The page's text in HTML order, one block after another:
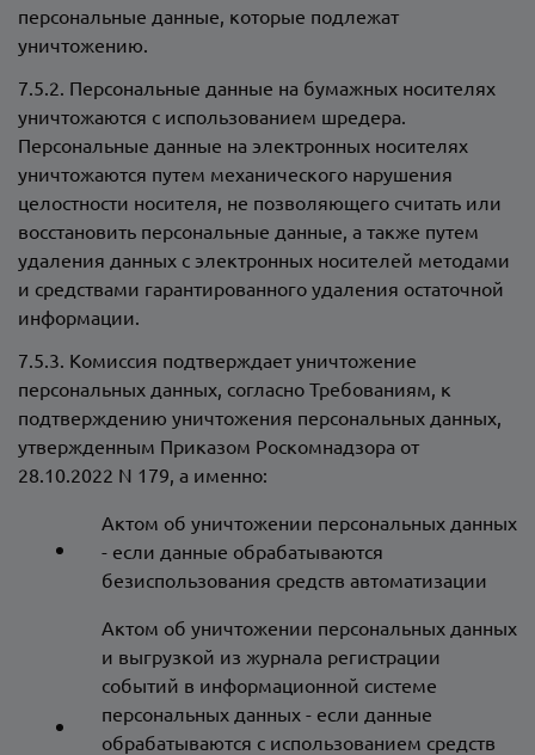
персональные данные, которые подлежат
уничтожению.
7.5.2. Персональные данные на бумажных носителях
уничтожаются с использованием шредера.
Персональные данные на электронных носителях
уничтожаются путем механического нарушения
целостности носителя, не позволяющего считать или
восстановить персональные данные, а также путем
удаления данных с электронных носителей методами
и средствами гарантированного удаления остаточной
информации.
7.5.3. Комиссия подтверждает уничтожение
персональных данных, согласно Требованиям, к
подтверждению уничтожения персональных данных,
утвержденным Приказом Роскомнадзора от
28.10.2022 N 179, а именно:
Актом об уничтожении персональных данных
- если данные обрабатываются
безиспользования средств автоматизации
Актом об уничтожении персональных данных
и выгрузкой из журнала регистрации
событий в информационной системе
персональных данных - если данные
обрабатываются с использованием средств